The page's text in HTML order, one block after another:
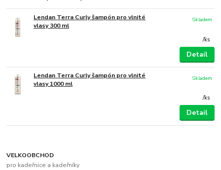
Lendan Terra Curly šampón pro vlnité
vlasy 300 ml
/ks
Skladem
Detail
Lendan Terra Curly šampón pro vlnité
vlasy 1000 ml
/ks
Skladem
Detail
VELKOOBCHOD
pro kadeřnice a kadeřníky